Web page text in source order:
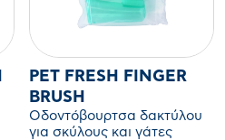
PET FRESH FINGER
BRUSH
Οδοντόβουρτσα δακτύλου
για σκύλους και γάτες